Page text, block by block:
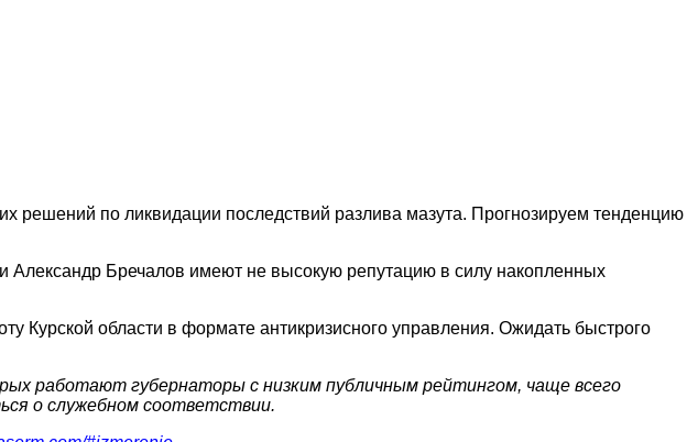
решений по ликвидации последствий разлива мазута. Прогнозируем тенденцию
Бречалов имеют не высокую репутацию в силу накопленных
Курской области в формате антикризисного управления. Ожидать быстрого
работают губернаторы с низким публичным рейтингом, чаще всего
о служебном соответствии.